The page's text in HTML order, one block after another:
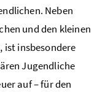
Neben
und den kleinen
ist insbesondere
Jugendliche
auf – für den